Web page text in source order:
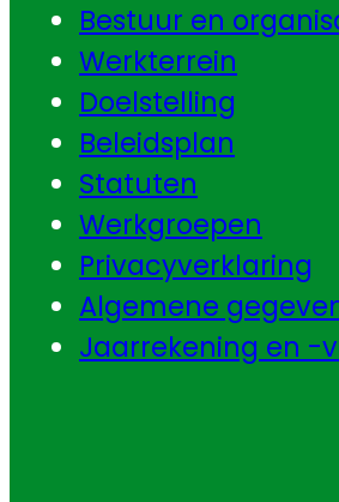
Bestuur en
Werkterrein
Doelstelling
Beleidsplan
Statuten
Werkgroepen
Privacyverklaring
Algemene
Jaarrekening en -